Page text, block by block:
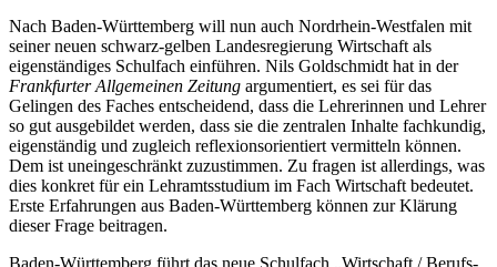
Nach Baden-Württemberg will nun auch Nordrhein-Westfalen mit
seiner neuen schwarz-gelben Landesregierung Wirtschaft als
eigenständiges Schulfach einführen. Nils Goldschmidt hat in der
Frankfurter Allgemeinen Zeitung argumentiert, es sei für das
Gelingen des Faches entscheidend, dass die Lehrerinnen und Lehrer
so gut ausgebildet werden, dass sie die zentralen Inhalte fachkundig,
eigenständig und zugleich reflexionsorientiert vermitteln können.
Dem ist uneingeschränkt zuzustimmen. Zu fragen ist allerdings, was
dies konkret für ein Lehramtsstudium im Fach Wirtschaft bedeutet.
Erste Erfahrungen aus Baden-Württemberg können zur Klärung
dieser Frage beitragen.